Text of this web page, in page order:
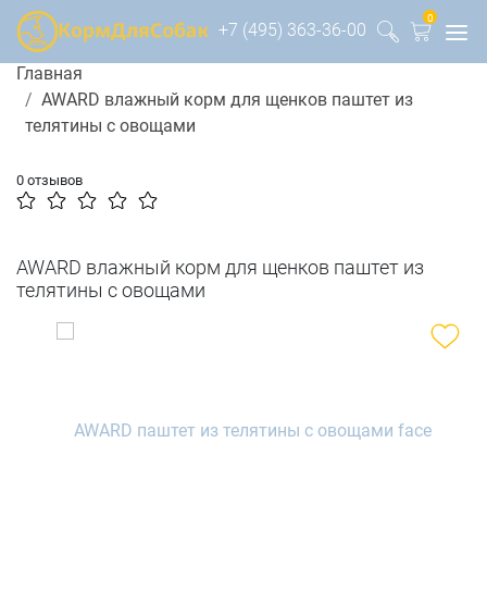
+7 (495) 363-36-00
0
Главная
AWARD влажный корм для щенков паштет из
телятины с овощами
0 отзывов
AWARD влажный корм для щенков паштет из
телятины с овощами